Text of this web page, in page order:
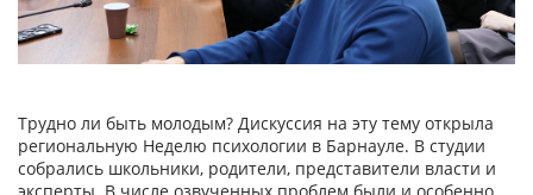
Трудно ли быть молодым? Дискуссия на эту тему открыла
региональную Неделю психологии в Барнауле. В студии
собрались школьники, родители, представители власти и